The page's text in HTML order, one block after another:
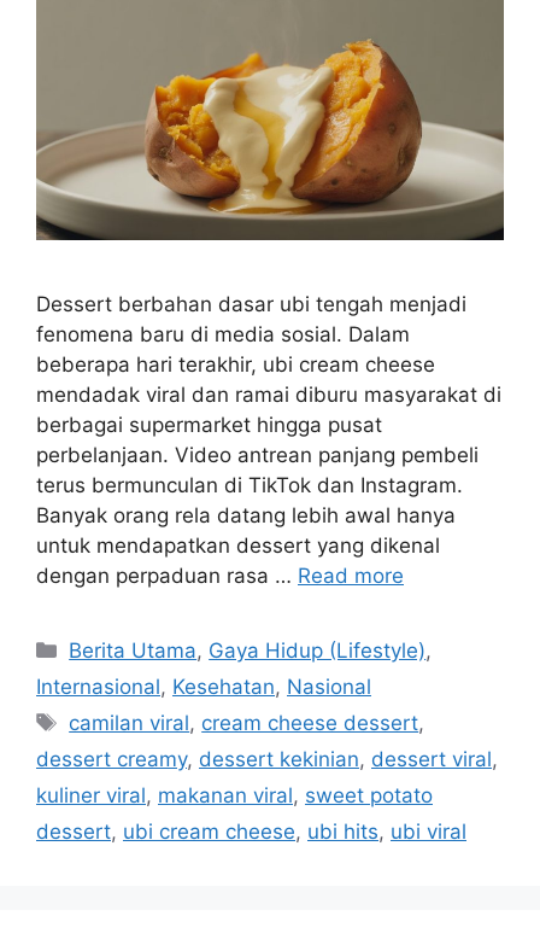
Dessert berbahan dasar ubi tengah menjadi
fenomena baru di media sosial. Dalam
beberapa hari terakhir, ubi cream cheese
mendadak viral dan ramai diburu masyarakat di
berbagai supermarket hingga pusat
perbelanjaan. Video antrean panjang pembeli
terus bermunculan di TikTok dan Instagram.
Banyak orang rela datang lebih awal hanya
untuk mendapatkan dessert yang dikenal
dengan perpaduan rasa … Read more
C
a
e
g
o
r
Berita Utama, Gaya Hidup (Lifestyle),
Internasional, Kesehatan, Nasional
T
a
s
camilan viral, cream cheese dessert,
dessert creamy, dessert kekinian, dessert viral,
kuliner viral, makanan viral, sweet potato
dessert, ubi cream cheese, ubi hits, ubi viral